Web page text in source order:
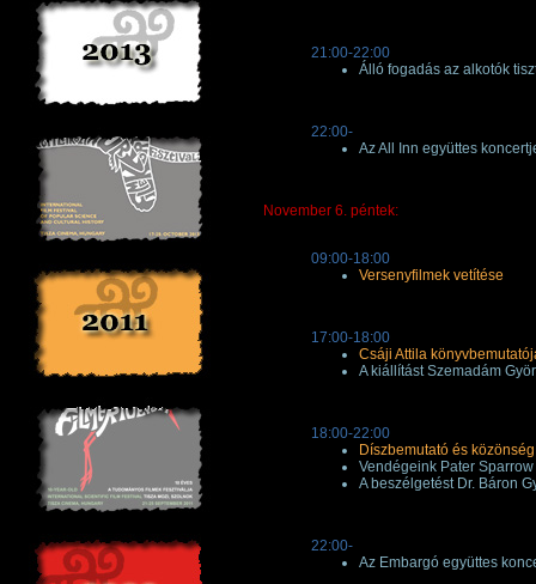
21:00-22:00
Álló fogadás az alkotók
22:00-
Az All Inn együttes
November 6. péntek:
09:00-18:00
Versenyfilmek vetítése
17:00-18:00
Csáji Attila
A kiállítást Szemadám
18:00-22:00
Díszbemutató és
Vendégeink Pater
A beszélgetést Dr. Báron
22:00-
Az Embargó együttes